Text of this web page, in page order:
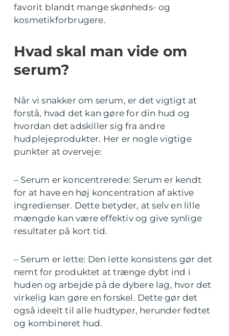
favorit blandt mange skønheds- og
kosmetikforbrugere.
Hvad skal man vide om
serum?
Når vi snakker om serum, er det vigtigt at
forstå, hvad det kan gøre for din hud og
hvordan det adskiller sig fra andre
hudplejeprodukter. Her er nogle vigtige
punkter at overveje:
– Serum er koncentrerede: Serum er kendt
for at have en høj koncentration af aktive
ingredienser. Dette betyder, at selv en lille
mængde kan være effektiv og give synlige
resultater på kort tid.
– Serum er lette: Den lette konsistens gør det
nemt for produktet at trænge dybt ind i
huden og arbejde på de dybere lag, hvor det
virkelig kan gøre en forskel. Dette gør det
også ideelt til alle hudtyper, herunder fedtet
og kombineret hud.